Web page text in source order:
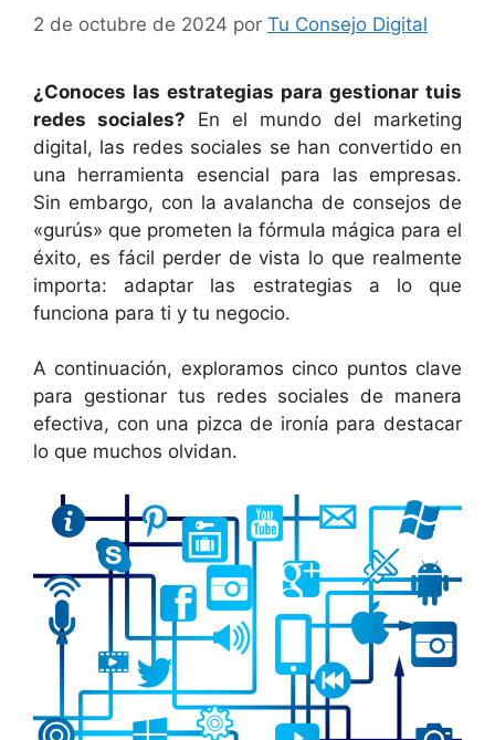
2 de octubre de 2024 por Tu Consejo Digital
¿Conoces las estrategias para gestionar tuis
redes sociales? En el mundo del marketing
digital, las redes sociales se han convertido en
una herramienta esencial para las empresas.
Sin embargo, con la avalancha de consejos de
«gurús» que prometen la fórmula mágica para el
éxito, es fácil perder de vista lo que realmente
importa: adaptar las estrategias a lo que
funciona para ti y tu negocio.
A continuación, exploramos cinco puntos clave
para gestionar tus redes sociales de manera
efectiva, con una pizca de ironía para destacar
lo que muchos olvidan.